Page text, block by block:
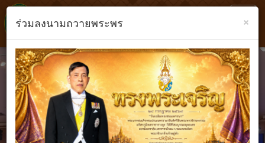
Previous
×
ร่วมลงนามถวายพระพร